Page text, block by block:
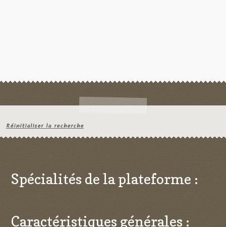
Réinitialiser la recherche
Spécialités de la plateforme :
Caractéristiques générales :